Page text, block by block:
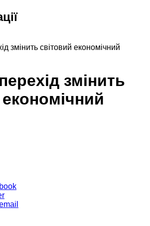
змінить світовий економічний
змінить